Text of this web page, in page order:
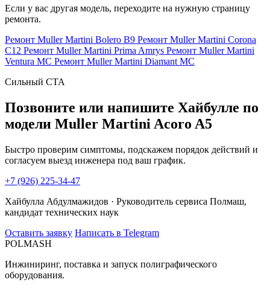
Если у вас другая модель, переходите на нужную страницу
ремонта.
Ремонт Muller Martini Bolero B9 Ремонт Muller Martini Corona
C12 Ремонт Muller Martini Prima Amrys Ремонт Muller Martini
Ventura MC Ремонт Muller Martini Diamant MC
Сильный CTA
Позвоните или напишите Хайбулле по
модели Muller Martini Acoro A5
Быстро проверим симптомы, подскажем порядок действий и
согласуем выезд инженера под ваш график.
+7 (926) 225-34-47
Хайбулла Абдулмажидов · Руководитель сервиса Полмаш,
кандидат технических наук
Оставить заявку Написать в Telegram
POLMASH
Инжиниринг, поставка и запуск полиграфического
оборудования.